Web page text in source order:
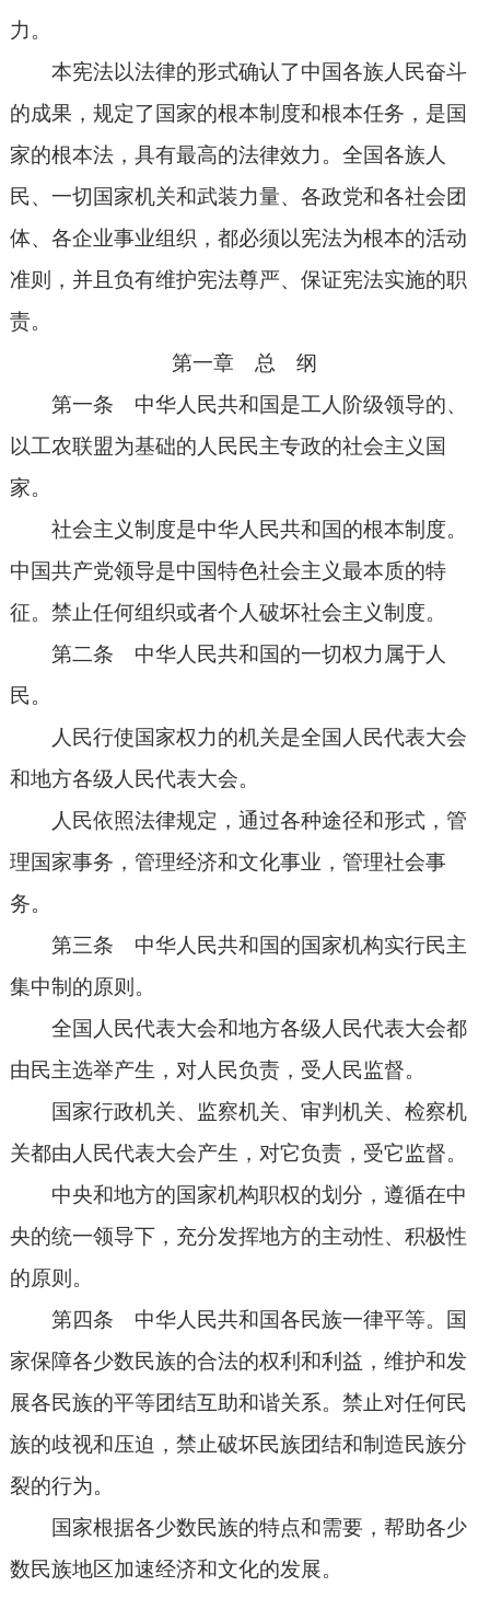
力。
本宪法以法律的形式确认了中国各族人民奋斗
的成果，规定了国家的根本制度和根本任务，是国
家的根本法，具有最高的法律效力。全国各族人
民、一切国家机关和武装力量、各政党和各社会团
体、各企业事业组织，都必须以宪法为根本的活动
准则，并且负有维护宪法尊严、保证宪法实施的职
责。
第一章 总 纲
第一条 中华人民共和国是工人阶级领导的、
以工农联盟为基础的人民民主专政的社会主义国
家。
社会主义制度是中华人民共和国的根本制度。
中国共产党领导是中国特色社会主义最本质的特
征。禁止任何组织或者个人破坏社会主义制度。
第二条 中华人民共和国的一切权力属于人
民。
人民行使国家权力的机关是全国人民代表大会
和地方各级人民代表大会。
人民依照法律规定，通过各种途径和形式，管
理国家事务，管理经济和文化事业，管理社会事
务。
第三条 中华人民共和国的国家机构实行民主
集中制的原则。
全国人民代表大会和地方各级人民代表大会都
由民主选举产生，对人民负责，受人民监督。
国家行政机关、监察机关、审判机关、检察机
关都由人民代表大会产生，对它负责，受它监督。
中央和地方的国家机构职权的划分，遵循在中
央的统一领导下，充分发挥地方的主动性、积极性
的原则。
第四条 中华人民共和国各民族一律平等。国
家保障各少数民族的合法的权利和利益，维护和发
展各民族的平等团结互助和谐关系。禁止对任何民
族的歧视和压迫，禁止破坏民族团结和制造民族分
裂的行为。
国家根据各少数民族的特点和需要，帮助各少
数民族地区加速经济和文化的发展。